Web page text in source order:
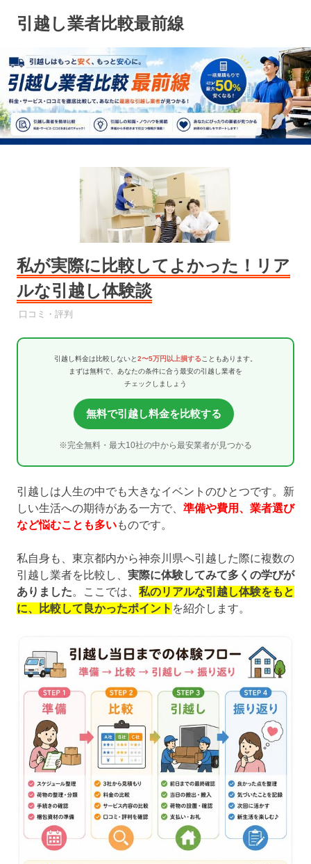
ン
ツ
へ
ス
キ
ッ
引越し業者比較最前線
私が実際に比較してよかった！リア
ルな引越し体験談
引越し業者
口コミ・評判
引越し料金は比較しないと2〜5万円以上損することもあります。
まずは無料で、あなたの条件に合う最安の引越し業者を
チェックしましょう
無料で引越し料金を比較する
※完全無料・最大10社の中から最安業者が見つかる
引越しは人生の中でも大きなイベントのひとつです。新
しい生活への期待がある一方で、 準備や費用、業者選び
など悩むことも多いものです。
私自身も、東京都内から神奈川県へ引越した際に複数の
引越し業者を比較し、 実際に体験してみて多くの学びが
ありました。ここでは、 私のリアルな引越し体験をもと
に、比較して良かったポイント を紹介します。